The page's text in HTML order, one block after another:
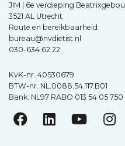
JIM | 6e verdieping
3521 AL Utrecht
Route en bereikbaarheid
bureau@nvdietist.nl
030-634 62 22
KvK-nr. 40530679
BTW-nr. NL.0088.54.117.B01
Bank: NL97 RABO 013 54 05 750